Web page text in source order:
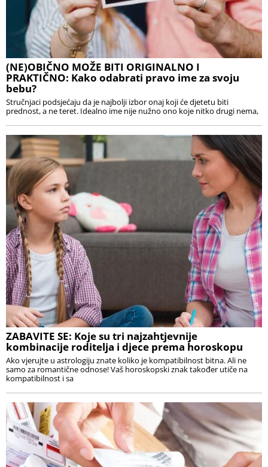
(NE)OBIČNO MOŽE BITI ORIGINALNO I
PRAKTIČNO: Kako odabrati pravo ime za svoju
bebu?
Stručnjaci podsjećaju da je najbolji izbor onaj koji će djetetu biti
prednost, a ne teret. Idealno ime nije nužno ono koje nitko drugi nema,
ZABAVITE SE: Koje su tri najzahtjevnije
kombinacije roditelja i djece prema horoskopu
Ako vjerujte u astrologiju znate koliko je kompatibilnost bitna. Ali ne
samo za romantične odnose! Vaš horoskopski znak također utiče na
kompatibilnost i sa